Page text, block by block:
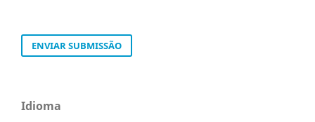
ENVIAR SUBMISSÃO
Idioma